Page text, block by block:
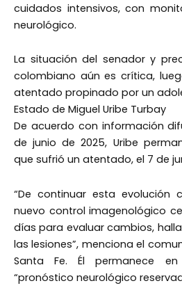
cuidados intensivos, con
neurológico.
La situación del senador y
colombiano aún es crítica,
atentado propinado por un
Estado de Miguel Uribe Turbay
De acuerdo con información
de junio de 2025, Uribe
que sufrió un atentado, el 7 de
“De continuar esta evolución
nuevo control imagenológico
días para evaluar cambios,
las lesiones”, menciona el
Santa Fe. Él permanece
“pronóstico neurológico